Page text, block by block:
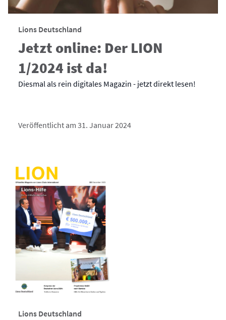
Lions Deutschland
Jetzt online: Der LION
1/2024 ist da!
Diesmal als rein digitales Magazin - jetzt direkt lesen!
Veröffentlicht am 31. Januar 2024
Lions Deutschland